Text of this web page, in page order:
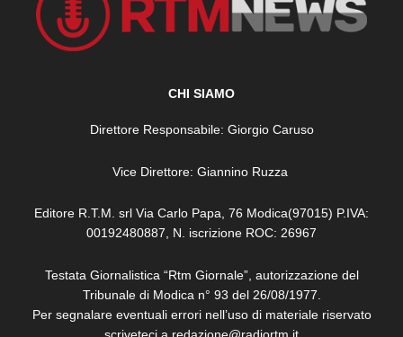
CHI SIAMO
Direttore Responsabile: Giorgio Caruso
Vice Direttore: Giannino Ruzza
Editore R.T.M. srl Via Carlo Papa, 76 Modica(97015) P.IVA:
00192480887, N. iscrizione ROC: 26967
Testata Giornalistica “Rtm Giornale”, autorizzazione del
Tribunale di Modica n° 93 del 26/08/1977.
Per segnalare eventuali errori nell’uso di materiale riservato